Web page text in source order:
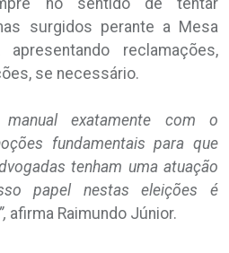
surgidos perante a Mesa
reclamações,
se necessário.
manual exatamente com o
fundamentais para que
tenham uma atuação
papel nestas eleições é
afirma Raimundo Júnior.